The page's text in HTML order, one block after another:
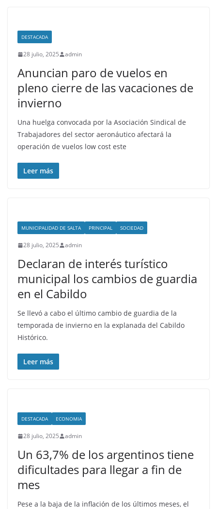
DESTACADA
28 julio, 2025 admin
Anuncian paro de vuelos en
pleno cierre de las vacaciones de
invierno
Una huelga convocada por la Asociación Sindical de
Trabajadores del sector aeronáutico afectará la
operación de vuelos low cost este
Leer más
MUNICIPALIDAD DE SALTA PRINCIPAL SOCIEDAD
28 julio, 2025 admin
Declaran de interés turístico
municipal los cambios de guardia
en el Cabildo
Se llevó a cabo el último cambio de guardia de la
temporada de invierno en la explanada del Cabildo
Histórico.
Leer más
DESTACADA ECONOMIA
28 julio, 2025 admin
Un 63,7% de los argentinos tiene
dificultades para llegar a fin de
mes
Pese a la baja de la inflación de los últimos meses, el